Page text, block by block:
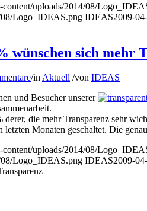
content/uploads/2014/08/
08/Logo_IDEAS.png IDEAS2009-
wünschen sich mehr
/inAktuell /von IDEAS
und Besucher unserer
derer, die mehr Transparenz sehr
Monaten geschaltet. Die
content/uploads/2014/08/
08/Logo_IDEAS.png IDEAS2009-